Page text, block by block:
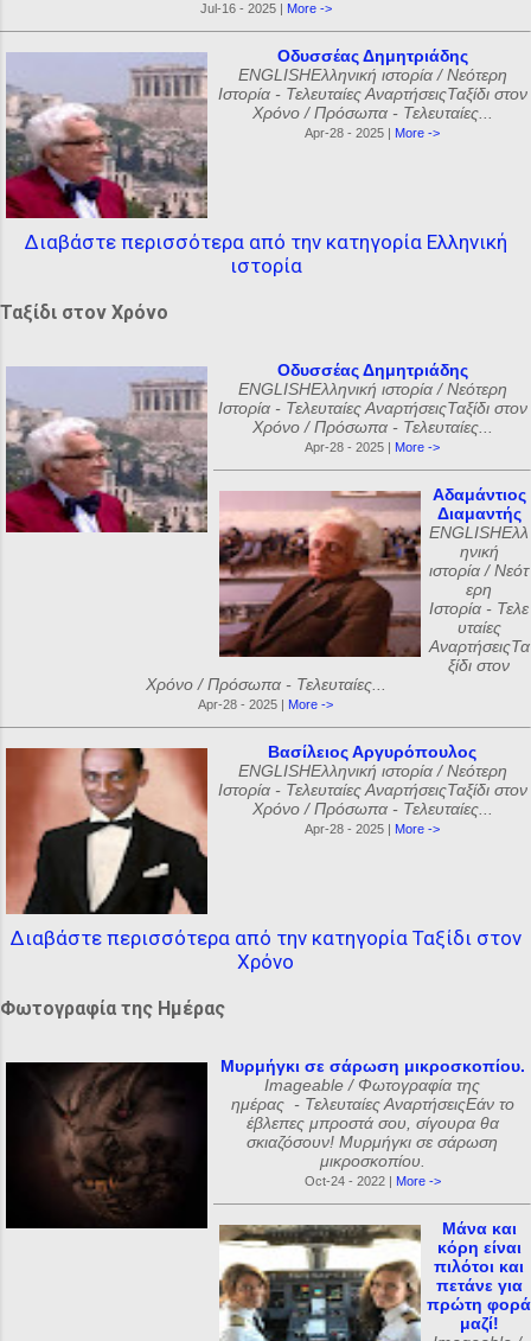
Jul-16 - 2025 | More ->
Οδυσσέας Δημητριάδης
ENGLISHΕλληνική ιστορία / Νεότερη
Ιστορία - Τελευταίες ΑναρτήσειςΤαξίδι στον
Χρόνο / Πρόσωπα - Τελευταίες...
Apr-28 - 2025 | More ->
Διαβάστε περισσότερα από την κατηγορία Ελληνική
ιστορία
Ταξίδι στον Χρόνο
Οδυσσέας Δημητριάδης
ENGLISHΕλληνική ιστορία / Νεότερη
Ιστορία - Τελευταίες ΑναρτήσειςΤαξίδι στον
Χρόνο / Πρόσωπα - Τελευταίες...
Apr-28 - 2025 | More ->
Αδαμάντιος
Διαμαντής
ENGLISHΕλλ
ηνική
ιστορία / Νεότ
ερη
Ιστορία - Τελε
υταίες
ΑναρτήσειςΤα
ξίδι στον
Χρόνο / Πρόσωπα - Τελευταίες...
Apr-28 - 2025 | More ->
Βασίλειος Αργυρόπουλος
ENGLISHΕλληνική ιστορία / Νεότερη
Ιστορία - Τελευταίες ΑναρτήσειςΤαξίδι στον
Χρόνο / Πρόσωπα - Τελευταίες...
Apr-28 - 2025 | More ->
Διαβάστε περισσότερα από την κατηγορία Ταξίδι στον
Χρόνο
Φωτογραφία της Ημέρας
Μυρμήγκι σε σάρωση μικροσκοπίου.
Imageable / Φωτογραφία της
ημέρας - Τελευταίες ΑναρτήσειςΕάν το
έβλεπες μπροστά σου, σίγουρα θα
σκιαζόσουν! Μυρμήγκι σε σάρωση
μικροσκοπίου.
Oct-24 - 2022 | More ->
Μάνα και
κόρη είναι
πιλότοι και
πετάνε για
πρώτη φορά
μαζί!